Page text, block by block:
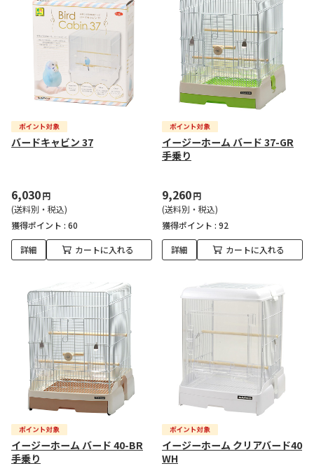
バードキャビン 37
6,030円
(送料別・税込)
獲得ポイント : 60
詳細 カートに入れる
イージーホーム バード 37-GR
手乗り
9,260円
(送料別・税込)
獲得ポイント : 92
詳細 カートに入れる
イージーホーム バード 40-BR
手乗り
イージーホーム クリアバード40
WH